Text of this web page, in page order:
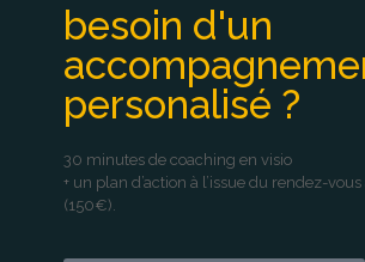
besoin d'un
personalisé ?
30 minutes de coaching en visio
+ un plan d’action à l’issue du rendez-
(150€).